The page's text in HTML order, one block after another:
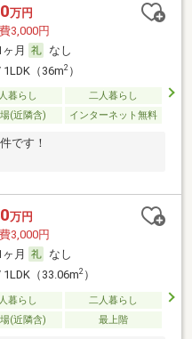
万円
3,000円
ヶ月
なし
1LDK（36m2）
暮らし
二人暮らし
(近隣含) インターネット無料
です！
万円
3,000円
ヶ月
なし
1LDK（33.06m2）
暮らし
二人暮らし
(近隣含) 最上階